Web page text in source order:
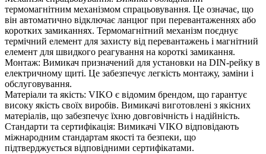
термомагнітним механізмом спрацьовування. Це означає, що
він автоматично відключає ланцюг при перевантаженнях або
коротких замиканнях. Термомагнітний механізм поєднує
термічний елемент для захисту від перевантажень і магнітний
елемент для швидкого реагування на короткі замикання.
Монтаж: Вимикач призначений для установки на DIN-рейку в
електричному щиті. Це забезпечує легкість монтажу, заміни і
обслуговування.
Матеріали та якість: VIKO є відомим брендом, що гарантує
високу якість своїх виробів. Вимикачі виготовлені з якісних
матеріалів, що забезпечує їхню довговічність і надійність.
Стандарти та сертифікація: Вимикачі VIKO відповідають
міжнародним стандартам якості та безпеки, що
підтверджується відповідними сертифікатами.